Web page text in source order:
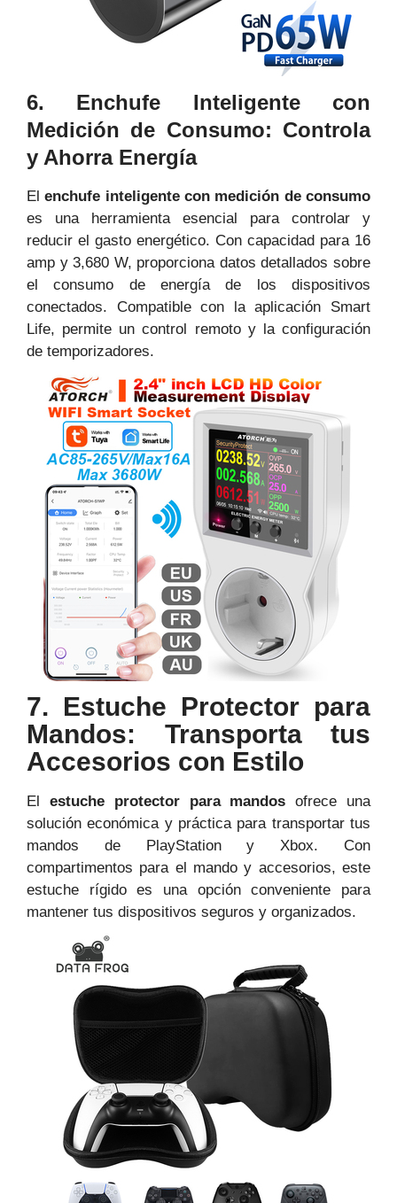
6. Enchufe Inteligente con
Medición de Consumo: Controla
y Ahorra Energía
Elenchufe inteligente con medición de consumo
es una herramienta esencial para controlar y
reducir el gasto energético. Con capacidad para 16
amp y 3,680 W, proporciona datos detallados sobre
el consumo de energía de los dispositivos
conectados. Compatible con la aplicación Smart
Life, permite un control remoto y la configuración
de temporizadores.
7. Estuche Protector para
Mandos: Transporta tus
Accesorios con Estilo
El estuche protector para mandos ofrece una
solución económica y práctica para transportar tus
mandos de PlayStation y Xbox. Con
compartimentos para el mando y accesorios, este
estuche rígido es una opción conveniente para
mantener tus dispositivos seguros y organizados.